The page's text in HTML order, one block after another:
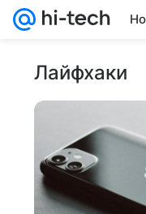
Лайфхаки